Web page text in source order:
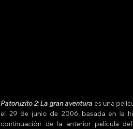
Patoruzito 2: La gran aventura es una
el 29 de junio de 2006 basada en la